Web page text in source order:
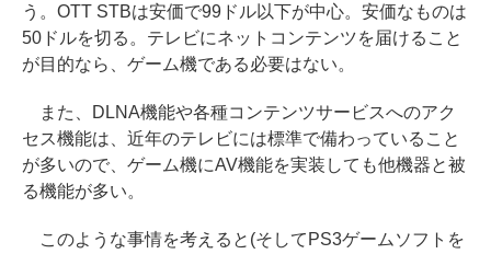
う。OTT STBは安価で99ドル以下が中心。安価なものは
50ドルを切る。テレビにネットコンテンツを届けること
が目的なら、ゲーム機である必要はない。
また、DLNA機能や各種コンテンツサービスへのアク
セス機能は、近年のテレビには標準で備わっていること
が多いので、ゲーム機にAV機能を実装しても他機器と被
る機能が多い。
このような事情を考えると(そしてPS3ゲームソフトを